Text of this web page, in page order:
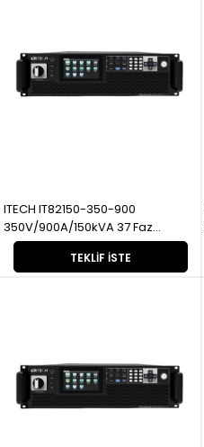
TEKLIF İSTE
ITECH IT82150-350-900
350V/900A/150kVA 37 Faz
Rejeneratif